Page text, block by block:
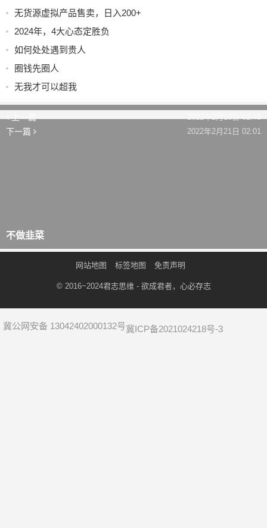
无货源虚拟产品售卖，日入200+
2024年，4大心态定胜负
如何处处遇到贵人
圈钱先圈人
无我才可以超我
上一篇 2022年2月18日 02:48
下一篇
不做韭菜
2022年2月21日 02:01
网站地图 标签地图 免责声明
© 2016~2024君志思维- 欲成君者，心必存志
冀公网安备 13042402000132号冀ICP备2021024218号-3